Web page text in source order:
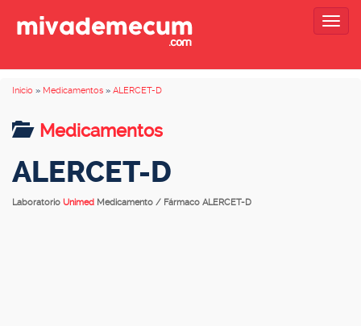
Inicio » Medicamentos » ALERCET-D
Medicamentos
ALERCET-D
Laboratorio Unimed Medicamento / Fármaco ALERCET-D